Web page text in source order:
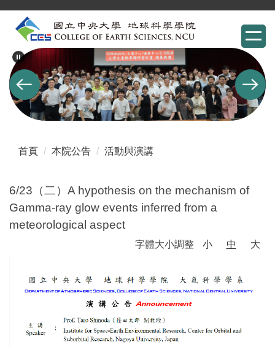
主
要
內
容
區
首頁 本院公告 活動與演講
6/23（二）A hypothesis on the mechanism of
Gamma-ray glow events inferred from a
meteorological aspect
字體大小調整 小 中 大